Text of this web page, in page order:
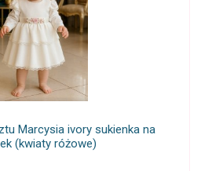
Marcysia ivory sukienka na
(kwiaty różowe)